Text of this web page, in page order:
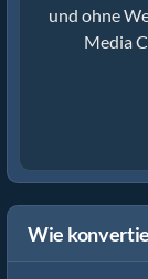
und ohne
Media
Wie